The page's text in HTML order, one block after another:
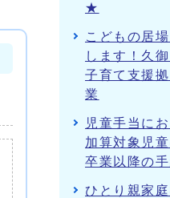
★
こどもの居
します！久
子育て支援
業
児童手当に
加算対象児
卒業以降の手
ひとり親家